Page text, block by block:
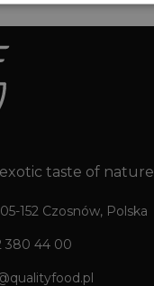
taste of nature
152 Czosnów, Polska
380 44 00